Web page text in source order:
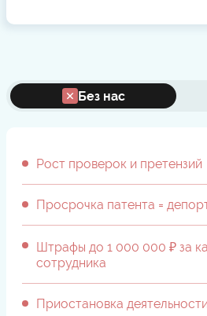
Без нас
Рост проверок и претензий
Просрочка патента =
Штрафы до 1 000 000 ₽ за
сотрудника
Приостановка